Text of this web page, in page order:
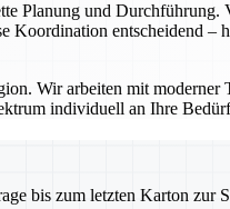
Planung und Durchführung.
Koordination entscheidend
Wir arbeiten mit moderner
individuell an Ihre
bis zum letzten Karton zur